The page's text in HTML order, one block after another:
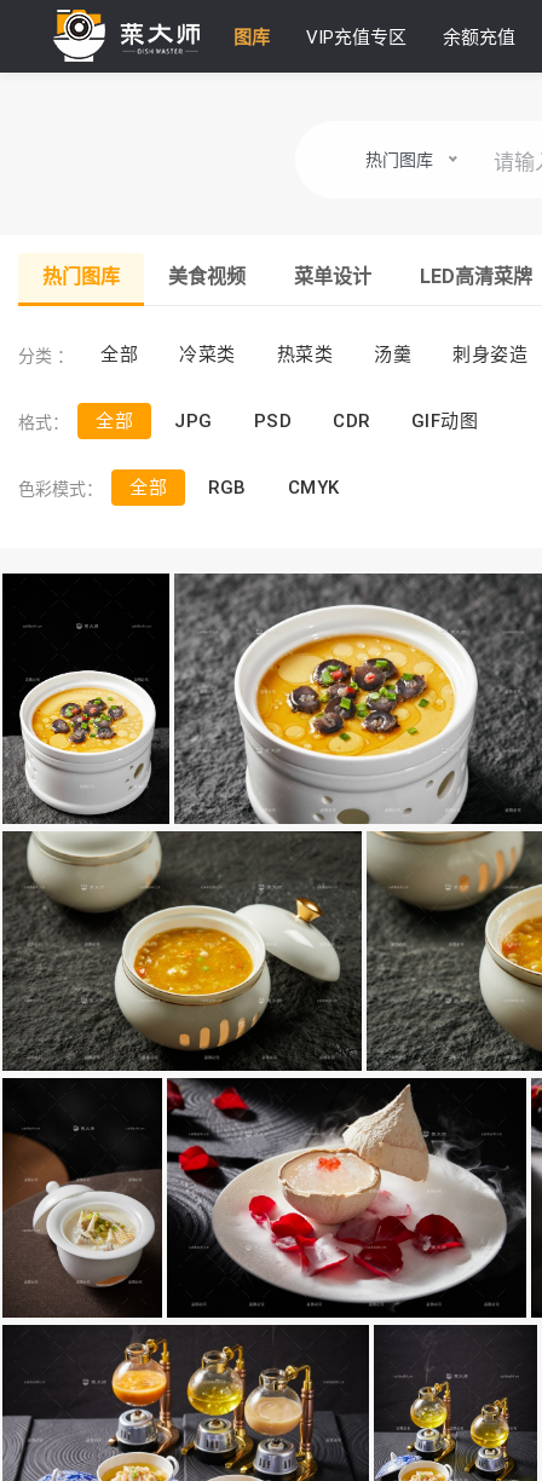
图库 VIP充值专区 余额充值
热门图库
热门图库 美食视频 菜单设计 LED高清菜牌
分类 ： 全部 冷菜类 热菜类 汤羹 刺身姿造
格式： 全部 JPG PSD CDR GIF动图
色彩模式： 全部 RGB CMYK